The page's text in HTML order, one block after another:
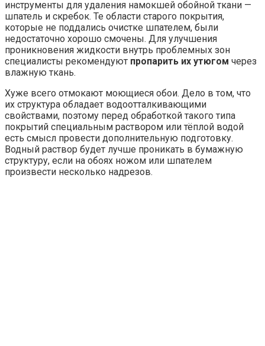
инструменты для удаления намокшей обойной ткани —
шпатель и скребок. Те области старого покрытия,
которые не поддались очистке шпателем, были
недостаточно хорошо смочены. Для улучшения
проникновения жидкости внутрь проблемных зон
специалисты рекомендуют пропарить их утюгом через
влажную ткань.
Хуже всего отмокают моющиеся обои. Дело в том, что
их структура обладает водоотталкивающими
свойствами, поэтому перед обработкой такого типа
покрытий специальным раствором или тёплой водой
есть смысл провести дополнительную подготовку.
Водный раствор будет лучше проникать в бумажную
структуру, если на обоях ножом или шпателем
произвести несколько надрезов.